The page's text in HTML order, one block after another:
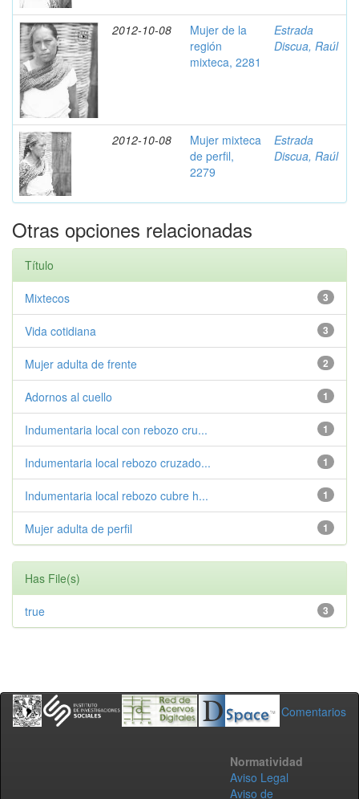
2012-10-08
Mujer de la
región
mixteca, 2281
Estrada
Discua, Raúl
2012-10-08
Mujer mixteca
de perfil,
2279
Estrada
Discua, Raúl
Otras opciones relacionadas
Título
3
Mixtecos
3
Vida cotidiana
2
Mujer adulta de frente
1
Adornos al cuello
1
Indumentaria local con rebozo cru...
1
Indumentaria local rebozo cruzado...
1
Indumentaria local rebozo cubre h...
1
Mujer adulta de perfil
Has File(s)
3
true
Comentarios
Normatividad
Aviso Legal
Aviso de